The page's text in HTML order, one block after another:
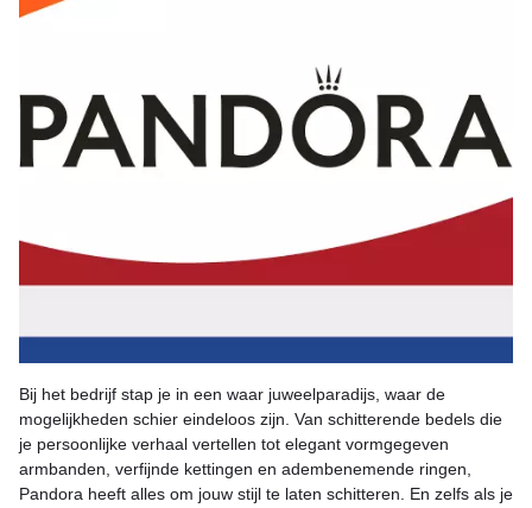
Bij het bedrijf stap je in een waar juweelparadijs, waar de
mogelijkheden schier eindeloos zijn. Van schitterende bedels die
je persoonlijke verhaal vertellen tot elegant vormgegeven
armbanden, verfijnde kettingen en adembenemende ringen,
Pandora heeft alles om jouw stijl te laten schitteren. En zelfs als je